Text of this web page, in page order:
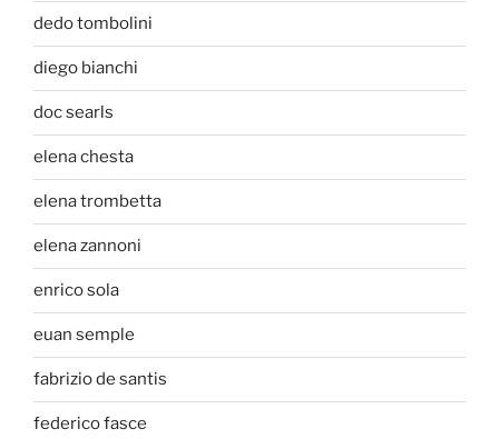
dedo tombolini
diego bianchi
doc searls
elena chesta
elena trombetta
elena zannoni
enrico sola
euan semple
fabrizio de santis
federico fasce